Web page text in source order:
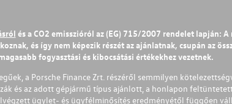
és a CO2 emisszióról az (EG) 715/2007 rendelet lapján:
és így nem képezik részét az ajánlatnak, csupán az
fogyasztási és kibocsátási értékekhez vezetnek.
a Porsche Finance Zrt. részéről semmilyen
és az adott gépjármű típus ajánlott, a honlapon
ügylet- és ügyfélminősítés eredményétől függően